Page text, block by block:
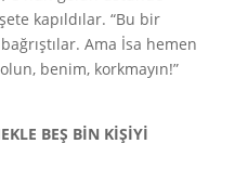
kapıldılar. “Bu bir
Ama İsa hemen
benim, korkmayın!”
BEŞ BİN KİŞİYİ